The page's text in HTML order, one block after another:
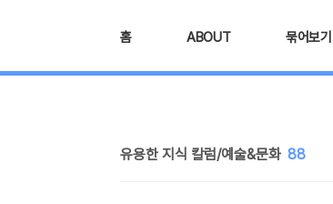
홈 ABOUT 묶어보기
유용한 지식 칼럼/예술&문화 88